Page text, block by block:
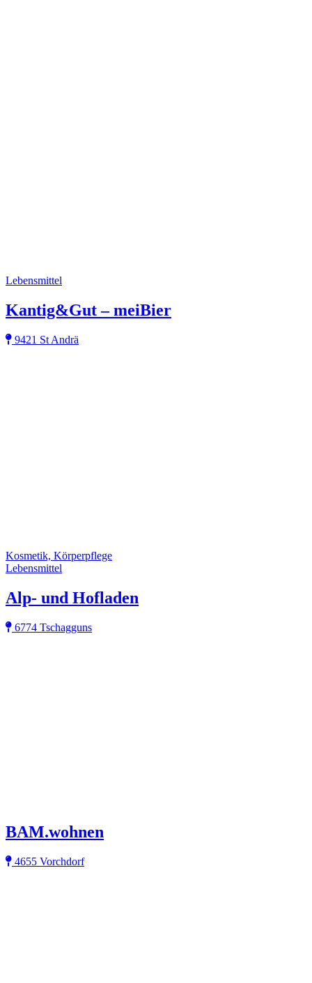
Lebensmittel
Kantig&Gut – meiBier
9421 St Andrä
Kosmetik, Körperpflege
Lebensmittel
Alp- und Hofladen
6774 Tschagguns
BAM.wohnen
4655 Vorchdorf